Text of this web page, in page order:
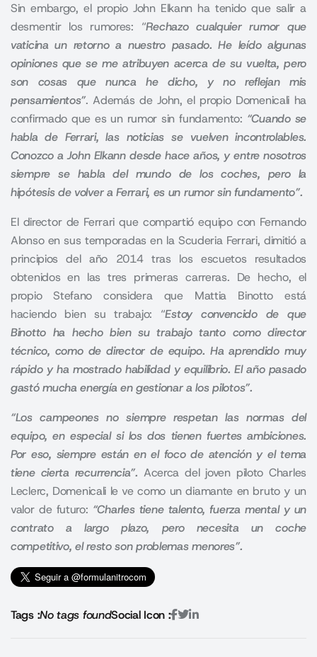
Sin embargo, el propio John Elkann ha tenido que salir a
desmentir los rumores: “Rechazo cualquier rumor que
vaticina un retorno a nuestro pasado. He leído algunas
opiniones que se me atribuyen acerca de su vuelta, pero
son cosas que nunca he dicho, y no reflejan mis
pensamientos”. Además de John, el propio Domenicali ha
confirmado que es un rumor sin fundamento: “Cuando se
habla de Ferrari, las noticias se vuelven incontrolables.
Conozco a John Elkann desde hace años, y entre nosotros
siempre se habla del mundo de los coches, pero la
hipótesis de volver a Ferrari, es un rumor sin fundamento”.
El director de Ferrari que compartió equipo con Fernando
Alonso en sus temporadas en la Scuderia Ferrari, dimitió a
principios del año 2014 tras los escuetos resultados
obtenidos en las tres primeras carreras. De hecho, el
propio Stefano considera que Mattia Binotto está
haciendo bien su trabajo: “Estoy convencido de que
Binotto ha hecho bien su trabajo tanto como director
técnico, como de director de equipo. Ha aprendido muy
rápido y ha mostrado habilidad y equilibrio. El año pasado
gastó mucha energía en gestionar a los pilotos”.
“Los campeones no siempre respetan las normas del
equipo, en especial si los dos tienen fuertes ambiciones.
Por eso, siempre están en el foco de atención y el tema
tiene cierta recurrencia”. Acerca del joven piloto Charles
Leclerc, Domenicali le ve como un diamante en bruto y un
valor de futuro: “Charles tiene talento, fuerza mental y un
contrato a largo plazo, pero necesita un coche
competitivo, el resto son problemas menores”.
Tags :No tags foundSocial Icon :